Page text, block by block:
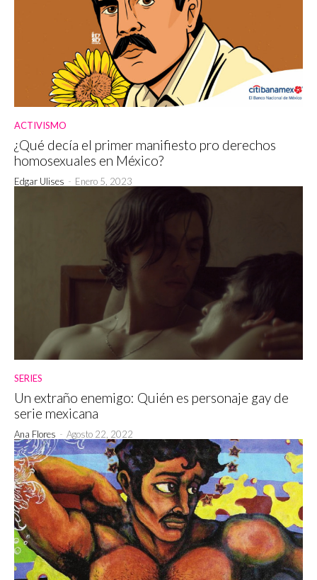
ACTIVISMO
¿Qué decía el primer manifiesto pro derechos
homosexuales en México?
Edgar Ulises - Enero 5, 2023
SERIES
Un extraño enemigo: Quién es personaje gay de
serie mexicana
Ana Flores - Agosto 22, 2022